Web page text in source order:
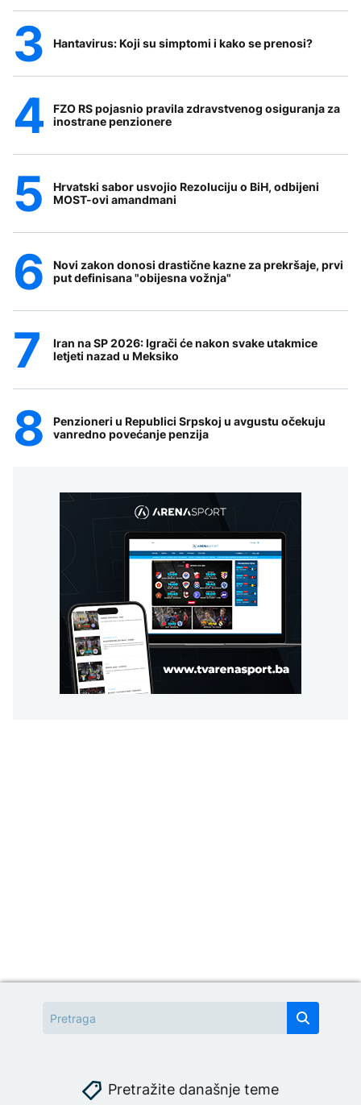
Hantavirus: Koji su simptomi i kako se prenosi?
FZO RS pojasnio pravila zdravstvenog osiguranja za
inostrane penzionere
Hrvatski sabor usvojio Rezoluciju o BiH, odbijeni
MOST-ovi amandmani
Novi zakon donosi drastične kazne za prekršaje, prvi
put definisana "obijesna vožnja"
Iran na SP 2026: Igrači će nakon svake utakmice
letjeti nazad u Meksiko
Penzioneri u Republici Srpskoj u avgustu očekuju
vanredno povećanje penzija
Pretražite današnje teme